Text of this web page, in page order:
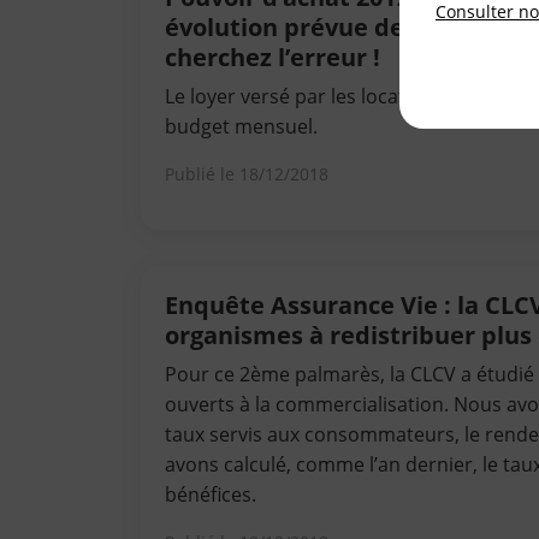
évolution prévue des aides au
cherchez l’erreur !
Le loyer versé par les locataires
budget mensuel.
Publié le 18/12/2018
Enquête Assurance Vie : la
organismes à redistribuer plus
Pour ce 2ème palmarès, la CLCV a
ouverts à la commercialisation. Nous
taux servis aux consommateurs, le
avons calculé, comme l’an dernier, le
bénéfices.
Consulter